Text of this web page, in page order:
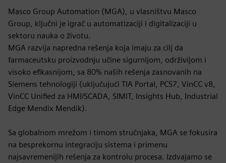
Masco Group Automation (MGA), u vlasništvu Masco
Group, ključni je igrač u automatizaciji i digitalizaciji u
sektoru nauka o životu.
MGA razvija napredna rešenja koja imaju za cilj da
farmaceutsku proizvodnju učine sigurnijom, održivijom i
visoko efikasnijom, sa 80% naših rešenja zasnovanih na
Siemens tehnologiji (uključujući TIA Portal, PCS7, VinCC v8,
VinCC Unified za HMI/SCADA, SIMIT, Insights Hub, Industrial
Edge Mendix Mendik).
Sa globalnom mrežom i timom stručnjaka, MGA se fokusira
na besprekornu integraciju sistema i primenu
najsavremenijih rešenja za kontrolu procesa. Izdvajamo se